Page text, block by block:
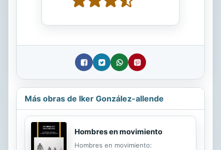
Más obras de Iker González-allende
Hombres en movimiento
Hombres en movimiento: